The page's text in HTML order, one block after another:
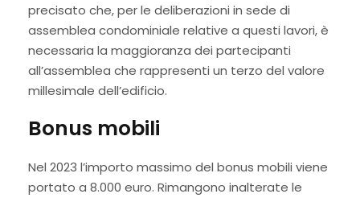
precisato che, per le deliberazioni in sede di
assemblea condominiale relative a questi lavori, è
necessaria la maggioranza dei partecipanti
all’assemblea che rappresenti un terzo del valore
millesimale dell’edificio.
Bonus mobili
Nel 2023 l’importo massimo del bonus mobili viene
portato a 8.000 euro. Rimangono inalterate le